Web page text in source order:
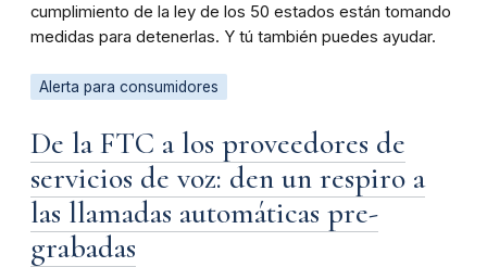
cumplimiento de la ley de los 50 estados están tomando
medidas para detenerlas. Y tú también puedes ayudar.
Alerta para consumidores
De la FTC a los proveedores de
servicios de voz: den un respiro a
las llamadas automáticas pre-
grabadas